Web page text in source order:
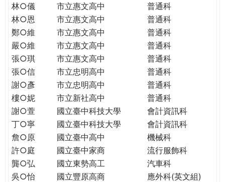
民。
WAGOR
TODAY
THE
WORLD
TOMORROW
PUTTING
YOU
ON
THE
PATH
GLOBAL
CITIZENSHIP
林○儀
市立惠文高中
普通科
林○恩
市立惠文高中
普通科
鄭○維
市立惠文高中
普通科
嚴○維
市立惠文高中
普通科
張○琪
市立惠文高中
普通科
張○信
市立忠明高中
普通科
謝○彥
市立忠明高中
普通科
樓○妮
市立新社高中
普通科
謝○萱
國立臺中科技大學
會計資訊科
丁○寧
國立臺中科技大學
會計資訊科
詹○原
國立臺中高中
機械科
許○庭
國立臺中家商
流行服飾科
龔○弘
國立東勢高工
汽車科
吳○怡
國立豐原高商 應外科(英文組)